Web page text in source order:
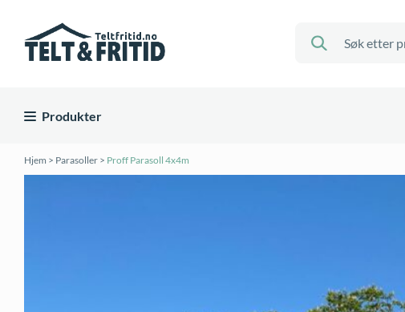
Produkter
Hjem > Parasoller > Proff Parasoll 4x4m